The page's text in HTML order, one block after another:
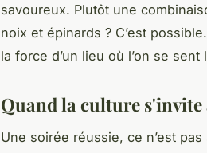
savoureux. Plutôt une
noix et épinards ? C’est
la force d’un lieu où l’on se
Quand la culture
Une soirée réussie, ce n’est